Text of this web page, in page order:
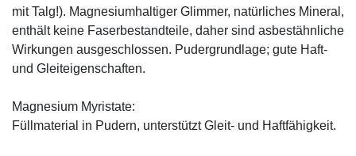
mit Talg!). Magnesiumhaltiger Glimmer, natürliches Mineral,
enthält keine Faserbestandteile, daher sind asbestähnliche
Wirkungen ausgeschlossen. Pudergrundlage; gute Haft-
und Gleiteigenschaften.
Magnesium Myristate:
Füllmaterial in Pudern, unterstützt Gleit- und Haftfähigkeit.